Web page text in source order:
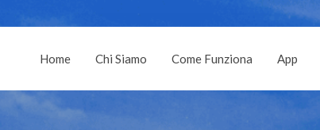
Home Chi Siamo Come Funziona App